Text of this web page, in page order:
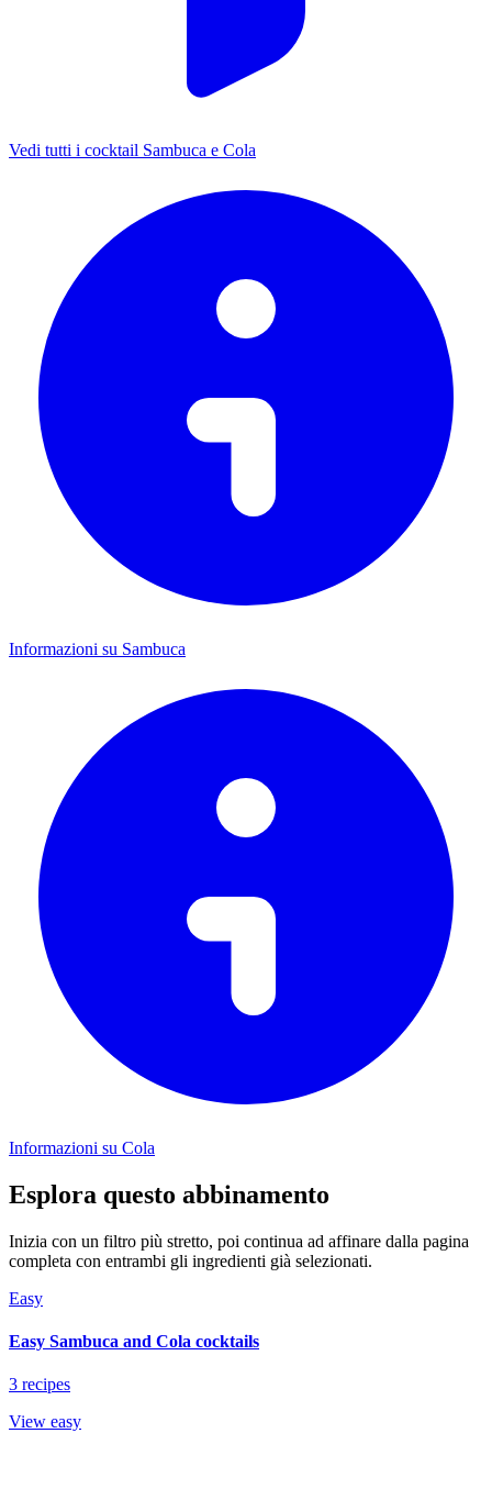
Vedi tutti i cocktail Sambuca e Cola
Informazioni su Sambuca
Informazioni su Cola
Esplora questo abbinamento
Inizia con un filtro più stretto, poi continua ad affinare dalla pagina
completa con entrambi gli ingredienti già selezionati.
Easy
Easy Sambuca and Cola cocktails
3 recipes
View easy